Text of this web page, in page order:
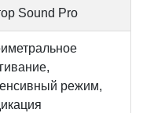
Sound Pro
режим,